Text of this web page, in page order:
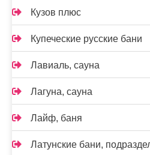
Кузов плюс
Купеческие русские бани
Лавиаль, сауна
Лагуна, сауна
Лайф, баня
Латунские бани,